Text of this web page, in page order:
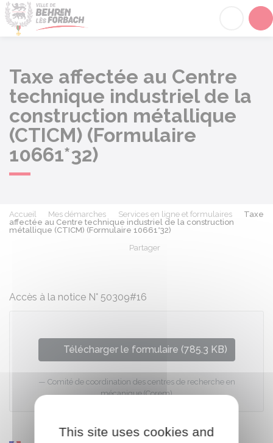
Taxe affectée au Centre
technique industriel de la
construction métallique
(CTICM) (Formulaire
10661*32)
Accueil Mes démarches Services en ligne et formulaires
Taxe
affectée au Centre technique industriel de la construction
métallique (CTICM) (Formulaire 10661*32)
Partager
Accès à la notice N° 50309#16
Télécharger le formulaire (785.3 KB)
Comité de coordination des centres de recherche en
mécanique (Corem)
This site uses cookies and